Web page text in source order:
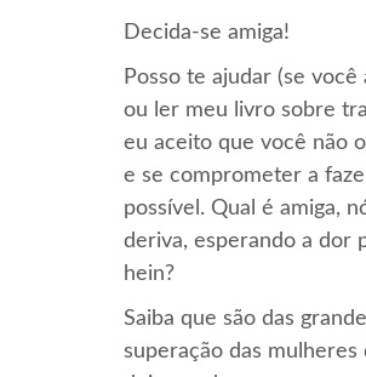
Decida-se amiga!
Posso te ajudar (se
ou ler meu livro sobre
eu aceito que você não
e se comprometer a
possível. Qual é amiga,
deriva, esperando a dor
hein?
Saiba que são das
superação das